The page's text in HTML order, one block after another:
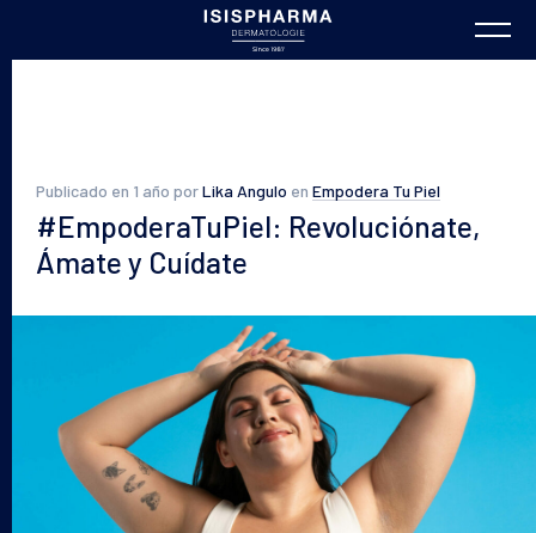
Publicado en 1 año porLika Angulo en Empodera Tu Piel
#EmpoderaTuPiel: Revoluciónate,
Ámate y Cuídate